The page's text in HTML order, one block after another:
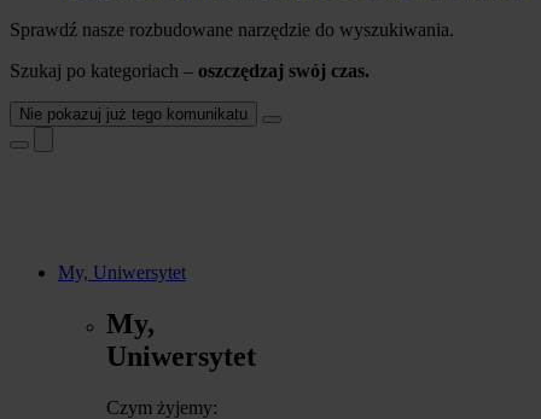
Sprawdź nasze rozbudowane narzędzie do wyszukiwania.
Szukaj po kategoriach – oszczędzaj swój czas.
Nie pokazuj już tego komunikatu
My, Uniwersytet
My,
Uniwersytet
Czym żyjemy: